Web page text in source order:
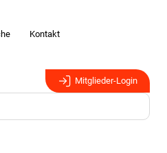
Kontakt
Mitglieder-Login